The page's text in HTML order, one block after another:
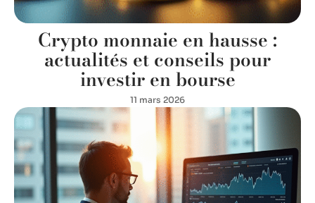
Crypto monnaie en hausse :
actualités et conseils pour
investir en bourse
11 mars 2026